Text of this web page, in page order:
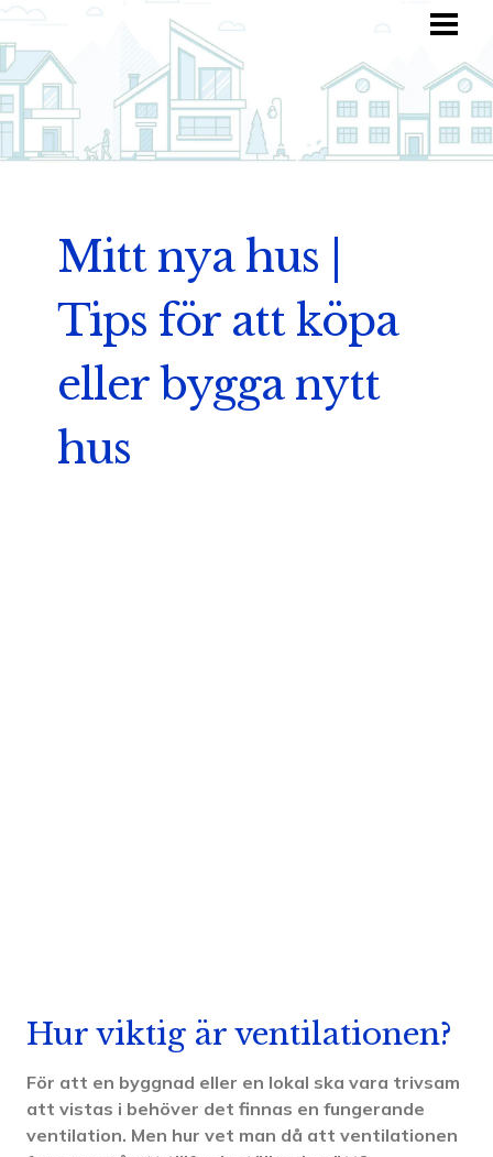
HITTA INSPIRATION
TOTALKOSTNAD
ANVÄND DIN FANTASI
Mitt nya hus |
Tips för att köpa
eller bygga nytt
hus
Hur viktig är ventilationen?
För att en byggnad eller en lokal ska vara trivsam
att vistas i behöver det finnas en fungerande
ventilation. Men hur vet man då att ventilationen